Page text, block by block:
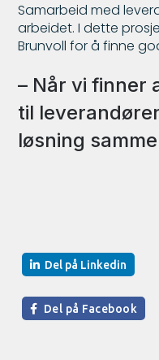
Samarbeid med
arbeidet. I dette
Brunvoll for å finne
– Når vi finner
til
løsning
Del på Linkedin
Del på Facebook